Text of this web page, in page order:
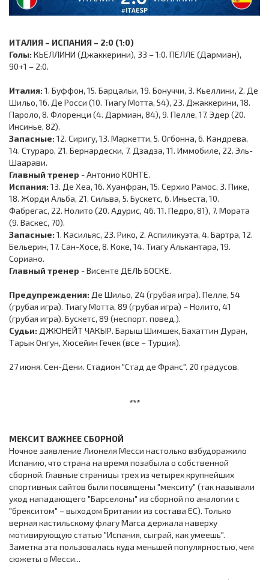
ИТАЛИЯ – ИСПАНИЯ – 2:0 (1:0)
Голы: КЬЕЛЛИНИ (Джаккерини), 33 – 1:0. ПЕЛЛЕ (Дармиан),
90+1 – 2:0.
Италия: 1. Буффон, 15. Барцальи, 19. Бонуччи, 3. Кьеллини, 2. Де
Шильо, 16. Де Росси (10. Тиагу Мотта, 54), 23. Джаккерини, 18.
Пароло, 8. Флоренци (4. Дармиан, 84), 9. Пелле, 17. Эдер (20.
Инсинье, 82).
Запасные: 12. Сиригу, 13. Маркетти, 5. Огбонна, 6. Кандрева,
14. Стураро, 21. Бернардески, 7. Дзадза, 11. Иммобиле, 22. Эль-
Шаарави.
Главный тренер - Антонио КОНТЕ.
Испания: 13. Де Хеа, 16. Хуанфран, 15. Серхио Рамос, 3. Пике,
18. Жорди Альба, 21. Сильва, 5. Бускетс, 6. Иньеста, 10.
Фабрегас, 22. Нолито (20. Адурис, 46. 11. Педро, 81), 7. Мората
(9. Васкес, 70).
Запасные: 1. Касильяс, 23. Рико, 2. Аспиликуэта, 4. Бартра, 12.
Бельерин, 17. Сан-Хосе, 8. Коке, 14. Тиагу Алькантара, 19.
Сориано.
Главный тренер - Висенте ДЕЛЬ БОСКЕ.
Предупреждения: Де Шильо, 24 (грубая игра). Пелле, 54
(грубая игра). Тиагу Мотта, 89 (грубая игра) – Нолито, 41
(грубая игра). Бускетс, 89 (неспорт. повед.).
Судьи: ДЖЮНЕЙТ ЧАКЫР. Барыш Шимшек, Бахаттин Дуран,
Тарык Онгун, Хюсейин Гечек (все – Турция).
27 июня. Сен-Дени. Стадион "Стад де Франс". 20 градусов.
***
МЕКСИТ ВАЖНЕЕ СБОРНОЙ
Ночное заявление Лионеля Месси настолько взбудоражило
Испанию, что страна на время позабыла о собственной
сборной. Главные страницы трех из четырех крупнейших
спортивных сайтов были посвящены "мекситу" (так называли
уход нападающего "Барселоны" из сборной по аналогии с
"брекситом" – выходом Британии из состава ЕС). Только
верная кастильскому флагу Marca держала наверху
мотивирующую статью "Испания, сыграй, как умеешь".
Заметка эта пользовалась куда меньшей популярностью, чем
сюжеты о Месси...